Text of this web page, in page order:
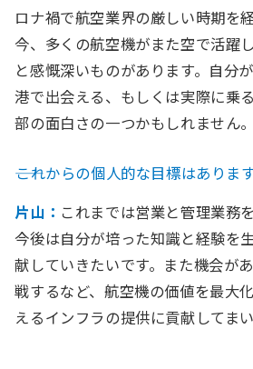
ロナ禍で航空業界の厳しい時期を
今、多くの航空機がまた空で活躍
と感慨深いものがあります。自分
港で出会える、もしくは実際に乗
部の面白さの一つかもしれません。
――これからの個人的な目標はありま
片山： これまでは営業と管理業務
今後は自分が培った知識と経験を
献していきたいです。また機会が
戦するなど、航空機の価値を最大
えるインフラの提供に貢献してまい